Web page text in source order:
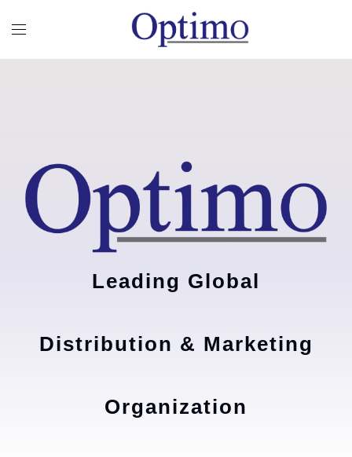
Leading Global
Distribution & Marketing
Organization